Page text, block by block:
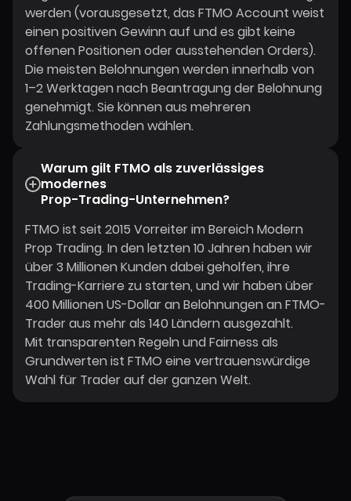
werden (vorausgesetzt, das FTMO Account weist
einen positiven Gewinn auf und es gibt keine
offenen Positionen oder ausstehenden Orders).
Die meisten Belohnungen werden innerhalb von
1–2 Werktagen nach Beantragung der Belohnung
genehmigt. Sie können aus mehreren
Zahlungsmethoden wählen.
Warum gilt FTMO als zuverlässiges
modernes
Prop-Trading-Unternehmen?
FTMO ist seit 2015 Vorreiter im Bereich Modern
Prop Trading. In den letzten 10 Jahren haben wir
über 3 Millionen Kunden dabei geholfen, ihre
Trading-Karriere zu starten, und wir haben über
400 Millionen US-Dollar an Belohnungen an FTMO-
Trader aus mehr als 140 Ländern ausgezahlt.
Mit transparenten Regeln und Fairness als
Grundwerten ist FTMO eine vertrauenswürdige
Wahl für Trader auf der ganzen Welt.